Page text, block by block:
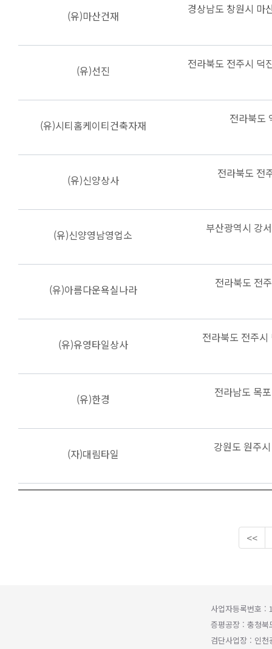
(유)마산건재 경상남도 창원시 마
(유)선진 전라북도 전주시 덕
(유)시티홈케이티건축자재 전라북도
(유)신양상사 전라북도 전
(유)신양영남영업소 부산광역시 강
(유)아름다운욕실나라 전라북도 전
(유)유영타일상사 전라북도 전주
(유)한경 전라남도 목
(자)대림타일 강원도 원주
<<
사업자등록번호 :
증평공장 : 충청
검단사업장 : 인